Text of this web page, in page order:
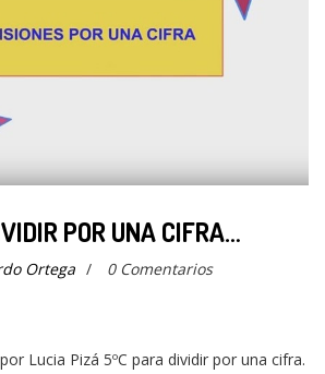
POR UNA CIFRA…
Ortega / 0 Comentarios
Lucia Pizá 5ºC para dividir por una cifra.